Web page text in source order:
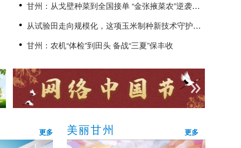
点
甘州：从戈壁种菜到全国接单 “金张掖菜农”逆袭致
富路
从试验田走向规模化，这项玉米制种新技术守护国
家粮食安全
甘州：农机“体检”到田头 备战“三夏”保丰收
更多 美丽甘州 更多